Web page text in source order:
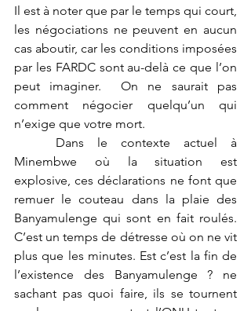
Il est à noter que par le temps qui court,
les négociations ne peuvent en aucun
cas aboutir, car les conditions imposées
par les FARDC sont au-delà ce que l’on
peut imaginer.  On ne saurait pas
comment négocier quelqu’un qui
n’exige que votre mort.
Minembwe où la situation est
explosive, ces déclarations ne font que
remuer le couteau dans la plaie des
Banyamulenge qui sont en fait roulés.
C’est un temps de détresse où on ne vit
plus que les minutes. Est c’est la fin de
l’existence des Banyamulenge ? ne
sachant pas quoi faire, ils se tournent